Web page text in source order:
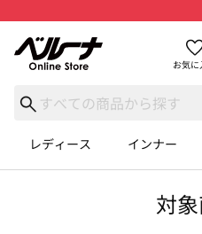
お気に
レディース インナー
対